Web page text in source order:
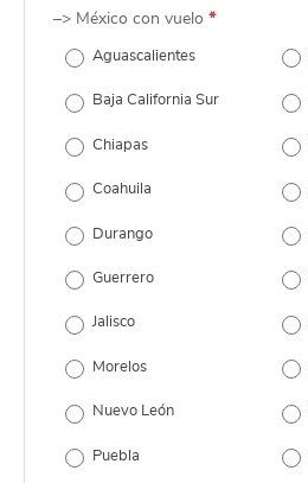
–> México con vuelo *
Aguascalientes
Baja California Sur
Chiapas
Coahuila
Durango
Guerrero
Jalisco
Morelos
Nuevo León
Puebla